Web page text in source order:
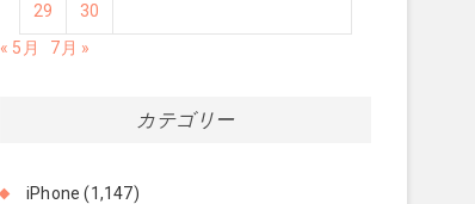
29
30
« 5月
7月 »
カテゴリー
iPhone (1,147)